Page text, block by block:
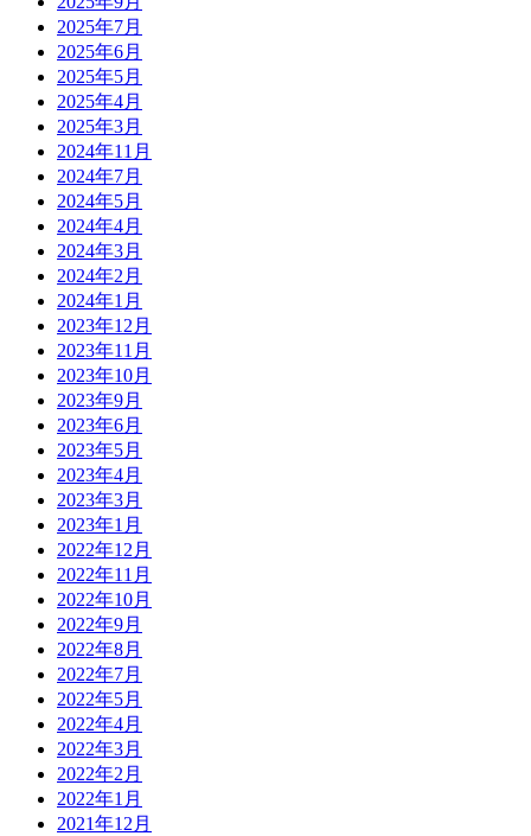
2025年7月
2025年6月
2025年5月
2025年4月
2025年3月
2024年11月
2024年7月
2024年5月
2024年4月
2024年3月
2024年2月
2024年1月
2023年12月
2023年11月
2023年10月
2023年9月
2023年6月
2023年5月
2023年4月
2023年3月
2023年1月
2022年12月
2022年11月
2022年10月
2022年9月
2022年8月
2022年7月
2022年5月
2022年4月
2022年3月
2022年2月
2022年1月
2021年12月